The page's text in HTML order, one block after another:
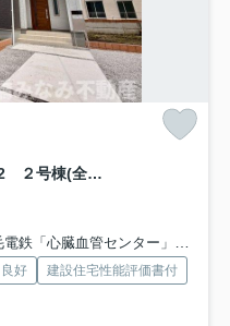
【新築】前橋市富士見町時沢第12 ２号棟(全５棟) リーブルガーデン 新築建売分譲
鉄「心臓血管センター」駅 徒歩74分
好
建設住宅性能評価書付